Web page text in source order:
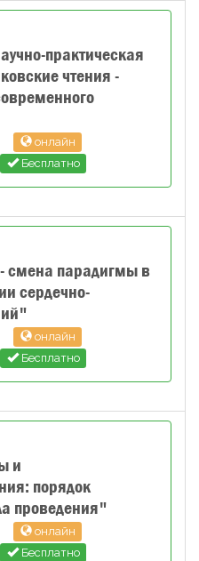
практическая
чтения -
онлайн
Бесплатно
смена парадигмы в
сердечно-
онлайн
Бесплатно
и
порядок
проведения"
онлайн
Бесплатно